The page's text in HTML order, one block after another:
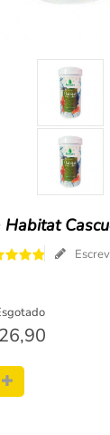
Habitat